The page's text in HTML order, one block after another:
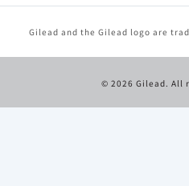
Gilead and the Gilead logo are
© 2026 Gilead. All